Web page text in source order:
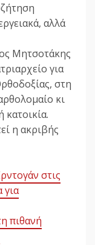
αλλά
Μητσοτάκης
για
στη
κι
κατοικία.
η ακριβής
στις
για
πιθανή